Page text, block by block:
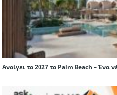
Ανοίγει το 2027 το Palm Beach – Ένα